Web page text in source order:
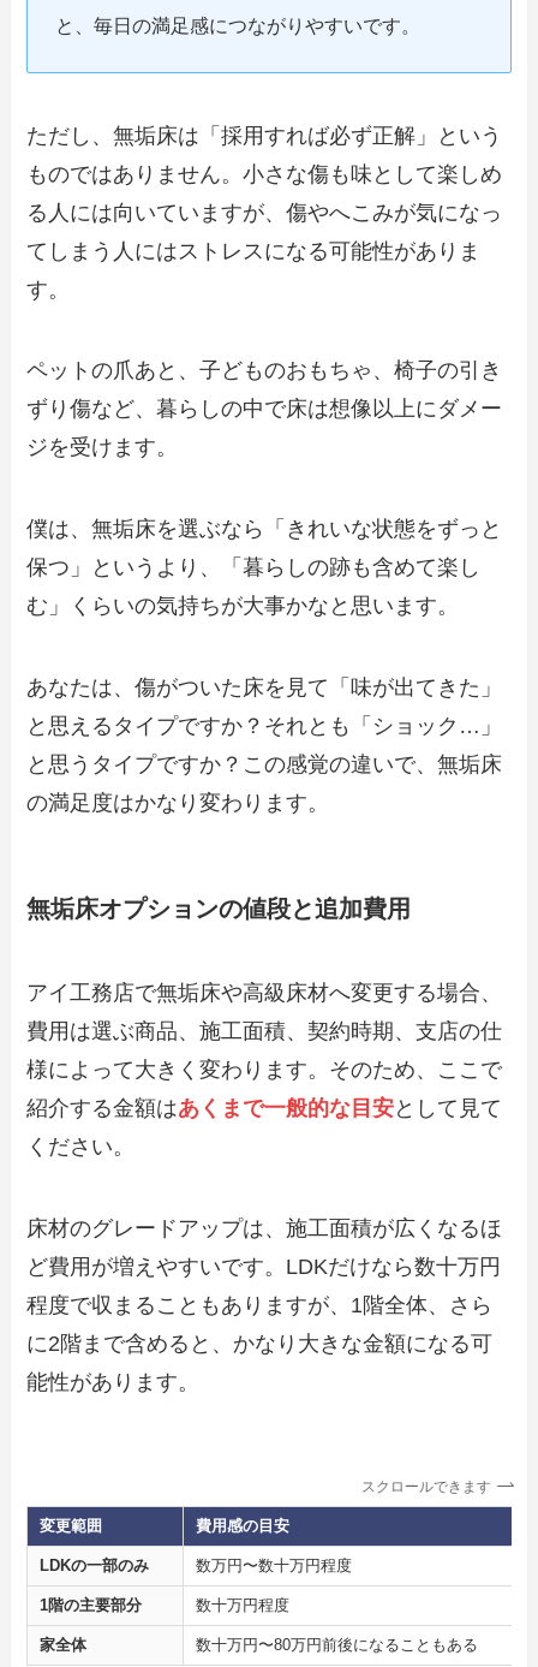
と、毎日の満足感につながりやすいです。
ただし、無垢床は「採用すれば必ず正解」という
ものではありません。小さな傷も味として楽しめ
る人には向いていますが、傷やへこみが気になっ
てしまう人にはストレスになる可能性がありま
す。
ペットの爪あと、子どものおもちゃ、椅子の引き
ずり傷など、暮らしの中で床は想像以上にダメー
ジを受けます。
僕は、無垢床を選ぶなら「きれいな状態をずっと
保つ」というより、「暮らしの跡も含めて楽し
む」くらいの気持ちが大事かなと思います。
あなたは、傷がついた床を見て「味が出てきた」
と思えるタイプですか？それとも「ショック…」
と思うタイプですか？この感覚の違いで、無垢床
の満足度はかなり変わります。
無垢床オプションの値段と追加費用
アイ工務店で無垢床や高級床材へ変更する場合、
費用は選ぶ商品、施工面積、契約時期、支店の仕
様によって大きく変わります。そのため、ここで
紹介する金額はあくまで一般的な目安として見て
ください。
床材のグレードアップは、施工面積が広くなるほ
ど費用が増えやすいです。LDKだけなら数十万円
程度で収まることもありますが、1階全体、さら
に2階まで含めると、かなり大きな金額になる可
能性があります。
スクロールできます
変更範囲 費用感の目安
LDKの一部のみ 数万円〜数十万円程度
1階の主要部分 数十万円程度
家全体 数十万円〜80万円前後になることもある